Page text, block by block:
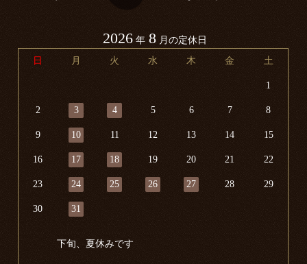
2026 年 8 月の定休日
日
月 火 水 木 金 土
1
2 3 4 5 6 7 8
9 10 11 12 13 14 15
16 17 18 19 20 21 22
23 24 25 26 27 28 29
30 31
下旬、夏休みです